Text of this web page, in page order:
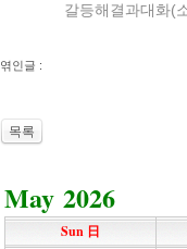
갈등해결과대화(
엮인글 :
목록
May 2026
Sun 日